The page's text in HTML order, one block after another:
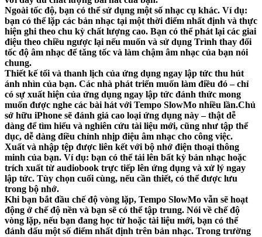
Ngoài tốc độ, bạn có thể sử dụng một số nhạc cụ khác. Ví dụ:
bạn có thể lặp các bản nhạc tại một thời điểm nhất định và thực
hiện ghi theo chu kỳ chất lượng cao. Bạn có thể phát lại các giai
điệu theo chiều ngược lại nếu muốn và sử dụng Trình thay đổi
tốc độ âm nhạc để tăng tốc và làm chậm âm nhạc của bạn nói
chung.
Thiết kế tối và thanh lịch của ứng dụng ngay lập tức thu hút
ánh nhìn của bạn. Các nhà phát triển muốn làm điều đó – chỉ
có sự xuất hiện của ứng dụng ngay lập tức đánh thức mong
muốn được nghe các bài hát với Tempo SlowMo nhiều lần.Chủ
sở hữu iPhone sẽ đánh giá cao loại ứng dụng này – thật dễ
dàng để tìm hiểu và nghiên cứu tài liệu mới, cũng như tập thể
dục, dễ dàng điều chỉnh nhịp điệu âm nhạc cho công việc.
Xuất và nhập tệp được liên kết với bộ nhớ điện thoại thông
minh của bạn. Ví dụ: bạn có thể tải lên bất kỳ bản nhạc hoặc
trích xuất từ ​​audiobook trực tiếp lên ứng dụng và xử lý ngay
lập tức. Tùy chọn cuối cùng, nếu cần thiết, có thể được lưu
trong bộ nhớ.
Khi bạn bắt đầu chế độ vòng lặp, Tempo SlowMo vẫn sẽ hoạt
động ở chế độ nền và bạn sẽ có thể tập trung. Nói về chế độ
vòng lặp, nếu bạn đang học từ hoặc tài liệu mới, bạn có thể
đánh dấu một số điểm nhất định trên bản nhạc. Trong trường